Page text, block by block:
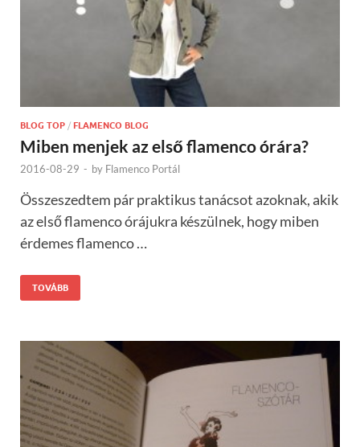
BLOG TOP / FLAMENCO BLOG
Miben menjek az első flamenco órára?
2016-08-29 - by Flamenco Portál
Összeszedtem pár praktikus tanácsot azoknak, akik
az első flamenco órájukra készülnek, hogy miben
érdemes flamenco …
TOVÁBB